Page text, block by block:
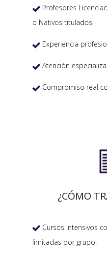
 Profesores
o Nativos titulados.
 Experiencia
 Atención
 Compromiso real
¿CÓMO
 Cursos intensivos
limitadas por grupo.